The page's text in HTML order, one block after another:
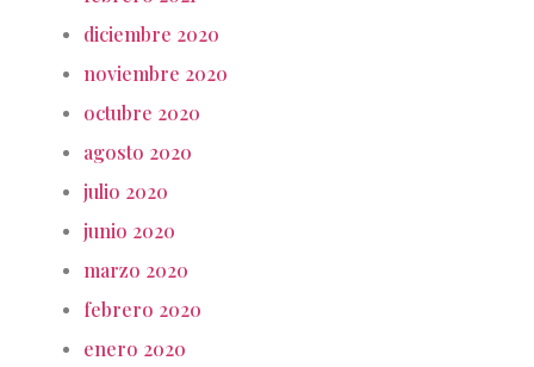
diciembre 2020
noviembre 2020
octubre 2020
agosto 2020
julio 2020
junio 2020
marzo 2020
febrero 2020
enero 2020